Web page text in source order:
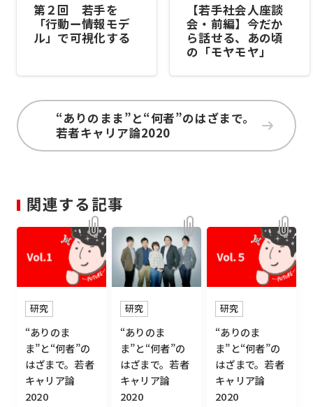
第２回 若手を
「行動ー情報モデ
ル」で可視化する
【若手社会人座談
会・前編】今だか
ら話せる、あの頃
の「モヤモヤ」
“ありのまま”と“何者”のはざまで。
若者キャリア論2020
関連する記事
研究
“ありのま
ま”と“何者”の
はざまで。若者
キャリア論
2020
研究
“ありのま
ま”と“何者”の
はざまで。若者
キャリア論
2020
研究
“ありのま
ま”と“何者”の
はざまで。若者
キャリア論
2020